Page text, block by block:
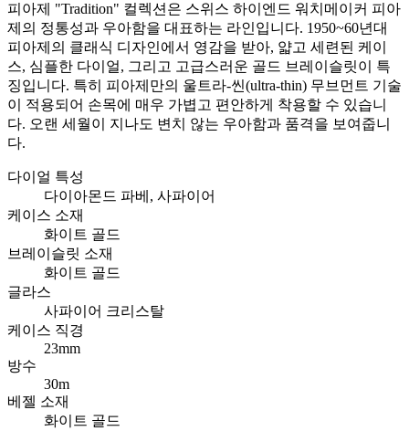
피아제 "Tradition" 컬렉션은 스위스 하이엔드 워치메이커 피아
제의 정통성과 우아함을 대표하는 라인입니다. 1950~60년대
피아제의 클래식 디자인에서 영감을 받아, 얇고 세련된 케이
스, 심플한 다이얼, 그리고 고급스러운 골드 브레이슬릿이 특
징입니다. 특히 피아제만의 울트라-씬(ultra-thin) 무브먼트 기술
이 적용되어 손목에 매우 가볍고 편안하게 착용할 수 있습니
다. 오랜 세월이 지나도 변치 않는 우아함과 품격을 보여줍니
다.
다이얼 특성
다이아몬드 파베, 사파이어
케이스 소재
화이트 골드
브레이슬릿 소재
화이트 골드
글라스
사파이어 크리스탈
케이스 직경
23mm
방수
30m
베젤 소재
화이트 골드